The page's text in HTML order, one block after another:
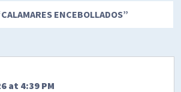
CALAMARES ENCEBOLLADOS”
at 4:39 PM